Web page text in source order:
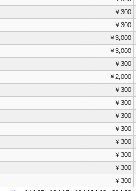
￥300
￥300
￥3,000
￥3,000
￥300
￥2,000
￥300
￥300
￥300
￥300
￥300
￥300
￥300
￥300